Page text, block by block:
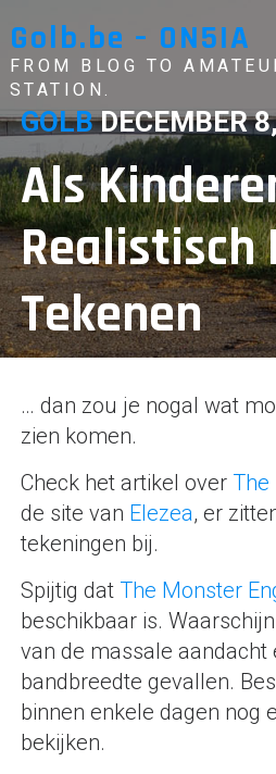
to
content
Golb.be – ON5IA
FROM BLOG TO
STATION.
GOLB DECEMBER
Als
Realistisch
Tekenen
… dan zou je nogal wat
zien komen.
Check het artikel over The
de site van Elezea, er
tekeningen bij.
Spijtig dat The Monster
beschikbaar is.
van de massale aandacht
bandbreedte gevallen.
binnen enkele dagen nog
bekijken.